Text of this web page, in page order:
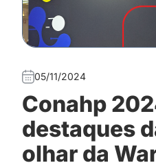
05/11/2024
Conahp
destaques
olhar da